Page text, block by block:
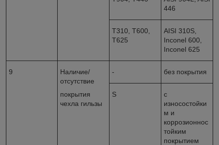
446
Т310, Т600,
Т625
AISI 310S
Inconel 600,
Inconel 625
9
Наличие/
отсутствие
покрытия
чехла гильзы
- без покрытия
S
с
износостойки
м и
коррозионнос
тойким
покрытием